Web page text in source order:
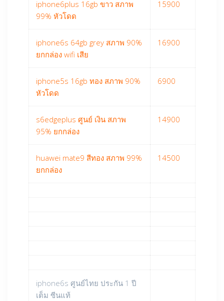
iphone6plus 16gb ขาว สภาพ
99% หัวโดด
15900
iphone6s 64gb grey สภาพ 90%
ยกกล่อง wifi เสีย
16900
iphone5s 16gb ทอง สภาพ 90%
หัวโดด
6900
s6edgeplus ศูนย์ เงิน สภาพ
95% ยกกล่อง
14900
huawei mate9 สีทอง สภาพ 99%
ยกกล่อง
14500
iphone6s ศูนย์ไทย ประกัน 1 ปี
เต็ม ซีนแท้